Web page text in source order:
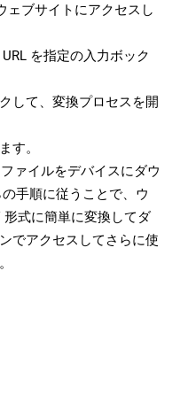
ェブサイトにアクセスし
を指定の入力ボック
して、変換プロセスを開
す。
ァイルをデバイスにダウ
手順に従うことで、ウ
形式に簡単に変換してダ
でアクセスしてさらに使